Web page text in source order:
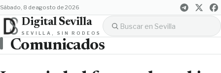
sábado, 8 de agosto de 2026
Digital Sevilla
SEVILLA, SIN RODEOS
Comunicados